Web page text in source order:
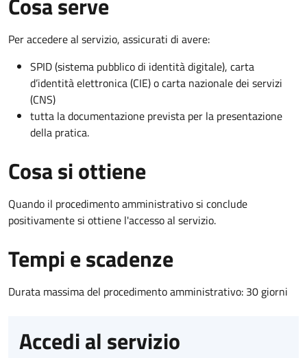
Per accedere al servizio, assicurati di avere:
SPID (sistema pubblico di identità digitale), carta
d’identità elettronica (CIE) o carta nazionale dei servizi
(CNS)
tutta la documentazione prevista per la presentazione
della pratica.
Cosa si ottiene
Quando il procedimento amministrativo si conclude
positivamente si ottiene l'accesso al servizio.
Tempi e scadenze
Durata massima del procedimento amministrativo: 30 giorni
Accedi al servizio